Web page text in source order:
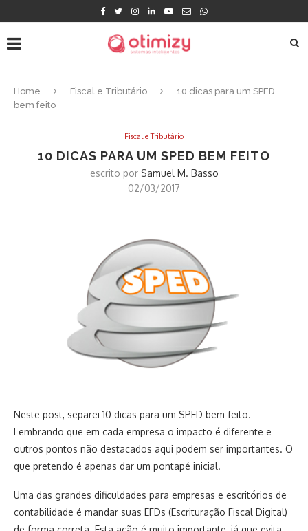
Home Fiscal e Tributário
10 dicas para um SPED
bem feito
Fiscal e Tributário
10 DICAS PARA UM SPED BEM FEITO
escrito por Samuel M. Basso
02/03/2017
Neste post, separei 10 dicas para um SPED bem feito.
Lembrando que em cada empresa o impacto é diferente e
outros pontos não destacados aqui podem ser importantes. O
que pretendo é apenas dar um pontapé inicial.
Uma das grandes dificuldades para empresas e escritórios de
contabilidade é mandar suas EFDs (Escrituração Fiscal Digital)